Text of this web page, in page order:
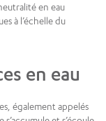
en eau
à l’échelle du
en eau
également appelés